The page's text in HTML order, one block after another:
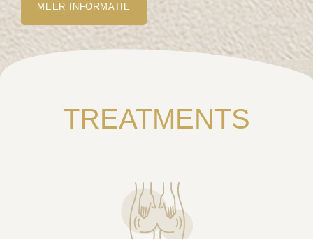
MEER INFORMATIE
TREATMENTS